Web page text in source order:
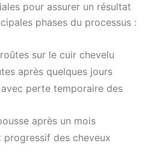
pour assurer un résultat
phases du processus :
sur le cuir chevelu
après quelques jours
perte temporaire des
après un mois
progressif des cheveux